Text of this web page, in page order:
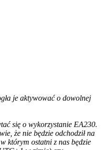
je aktywować o dowolnej
się o wykorzystanie EA230.
że nie będzie odchodził na
którym ostatni z nas będzie